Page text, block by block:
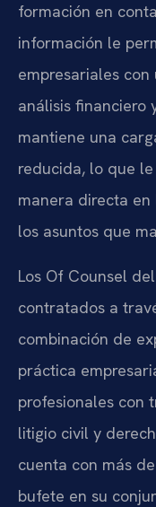
formación en
información le
empresariales
análisis financiero
mantiene una
reducida, lo que
manera directa
los asuntos que
Los Of Counsel
contratados a
combinación de
práctica
profesionales con
litigio civil y
cuenta con más
bufete en su